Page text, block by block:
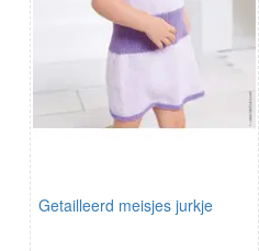
Getailleerd meisjes jurkje